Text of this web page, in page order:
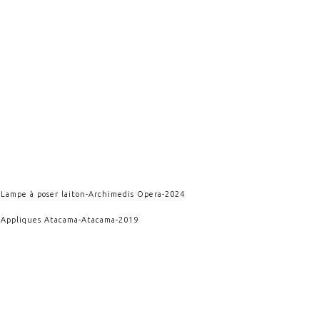
Lampe à poser laiton-Archimedis Opera-2024
Appliques Atacama-Atacama-2019